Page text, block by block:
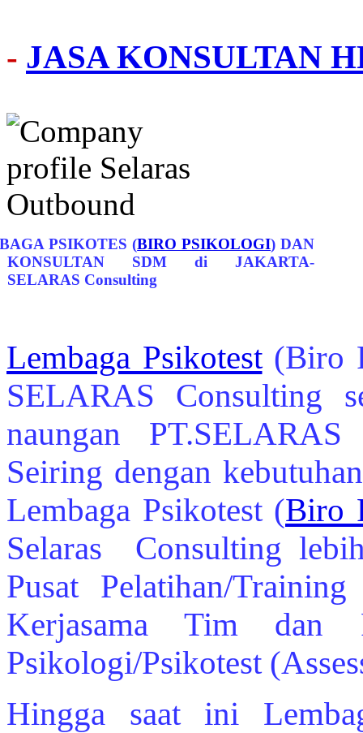
- JASA KONSULTAN
PSIKOTES (BIRO PSIKOLOGI) DAN
KONSULTAN SDM di JAKARTA-
SELARAS Consulting
Lembaga Psikotest(Biro
SELARAS Consulting
naungan
Seiring dengan
Lembaga Psikotest (Biro
Selaras Consulting
Pusat Pelatihan/
Kerjasama Tim dan
Psikologi/Psikotest
Hingga saat ini